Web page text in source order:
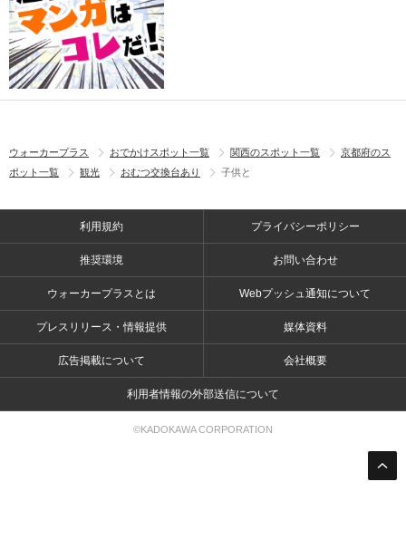
ウォーカープラス おでかけスポット一覧 関西のスポット一覧
京都府のス
ポット一覧
観光 おむつ交換台あり 子供と
利用規約 プライバシーポリシー
推奨環境 お問い合わせ
ウォーカープラスとは Webプッシュ通知について
プレスリリース・情報提供 媒体資料
広告掲載について 会社概要
利用者情報の外部送信について
©KADOKAWA CORPORATION